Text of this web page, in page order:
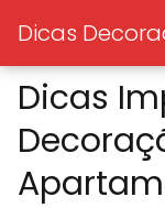
Dicas
Dicas